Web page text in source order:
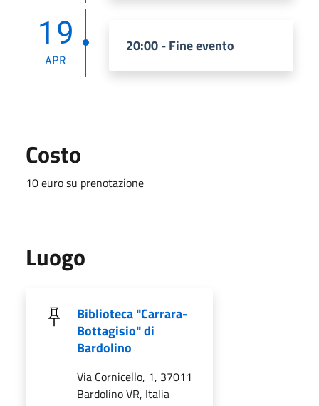
19
APR
20:00 - Fine evento
Costo
10 euro su prenotazione
Luogo
Biblioteca "Carrara-
Bottagisio" di
Bardolino
Via Cornicello, 1, 37011
Bardolino VR, Italia